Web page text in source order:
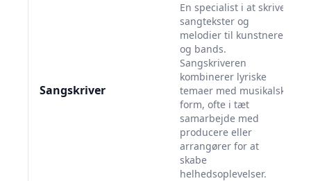
Sangskriver
En specialist i at skrive
sangtekster og
melodier til kunstnere
og bands.
Sangskriveren
kombinerer lyriske
temaer med musikalsk
form, ofte i tæt
samarbejde med
producere eller
arrangører for at
skabe
helhedsoplevelser.